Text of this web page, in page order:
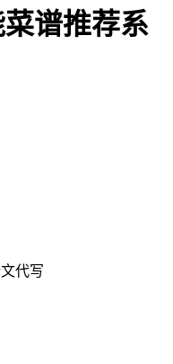
谱推荐系
代写